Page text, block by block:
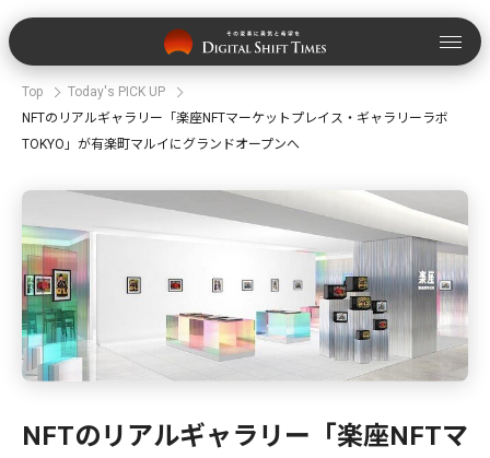
Top
Today's PICK UP
NFTのリアルギャラリー「楽座NFTマーケットプレイス・ギャラリーラボ
TOKYO」が有楽町マルイにグランドオープンへ
NFTのリアルギャラリー「楽座NFTマ